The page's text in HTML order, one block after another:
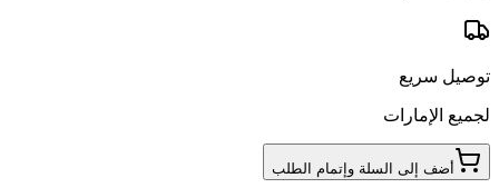
توصيل سريع
لجميع الإمارات
أضف إلى السلة وإتمام الطلب